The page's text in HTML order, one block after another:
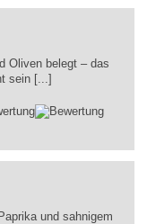
Oliven belegt – das
sein [...]
und sahnigem